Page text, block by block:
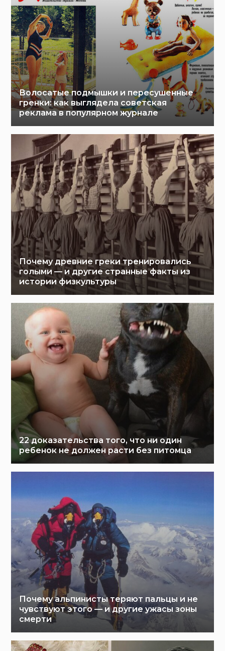
Волосатые подмышки и пересушенные
гренки: как выглядела советская
реклама в популярном журнале
Почему древние греки тренировались
голыми — и другие странные факты из
истории физкультуры
22 доказательства того, что ни один
ребенок не должен расти без питомца
Почему альпинисты теряют пальцы и не
чувствуют этого — и другие ужасы зоны
смерти